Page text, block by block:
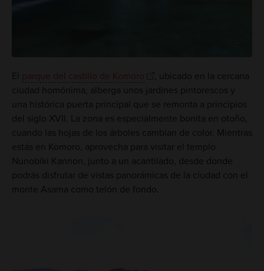
El parque del castillo de Komoro
, ubicado en la cercana
ciudad homónima, alberga unos jardines pintorescos y
una histórica puerta principal que se remonta a principios
del siglo XVII. La zona es especialmente bonita en otoño,
cuando las hojas de los árboles cambian de color. Mientras
estás en Komoro, aprovecha para visitar el templo
Nunobiki Kannon, junto a un acantilado, desde donde
podrás disfrutar de vistas panorámicas de la ciudad con el
monte Asama como telón de fondo.